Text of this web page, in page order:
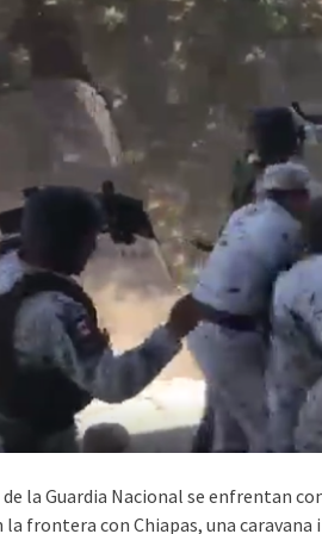
la Guardia Nacional se enfrentan
la frontera con Chiapas, una